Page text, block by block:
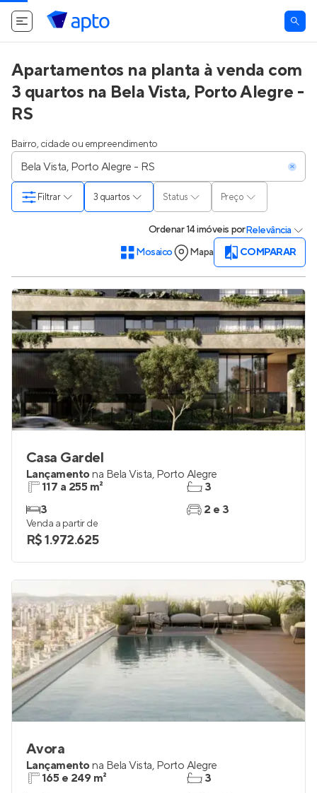
Apartamentos na planta à venda com
3 quartos na Bela Vista, Porto Alegre -
RS
Bairro, cidade ou empreendimento
3 quartos Status Preço
Filtrar
Ordenar14 imóveis porRelevância
Mosaico
Mapa COMPARAR
Casa Gardel
Lançamentona Bela Vista, Porto Alegre
117 a 255 m²
3
3
2 e 3
Venda a partir de
R$ 1.972.625
Avora
Lançamentona Bela Vista, Porto Alegre
165 e 249 m²
3